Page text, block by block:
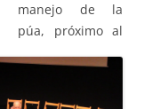
manejo de la
púa, próximo al